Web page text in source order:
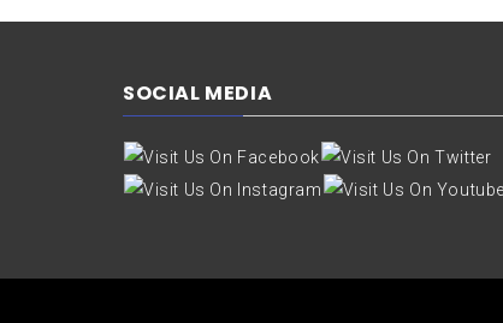
SOCIAL MEDIA